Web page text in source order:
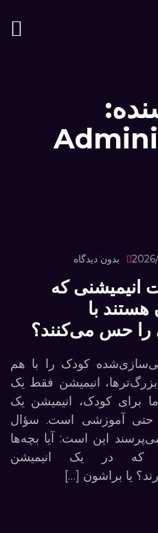
بدون دیدگاه
انیمیشنی که
با
را حس می‌کنند؟
کودک را با هم
انیمیشن فقط یک
برای کودک، انیمیشن یک
حتی آموزشی است. سؤال
این است: آیا بچه‌ها
که در یک انیمیشن
یا براشون […]